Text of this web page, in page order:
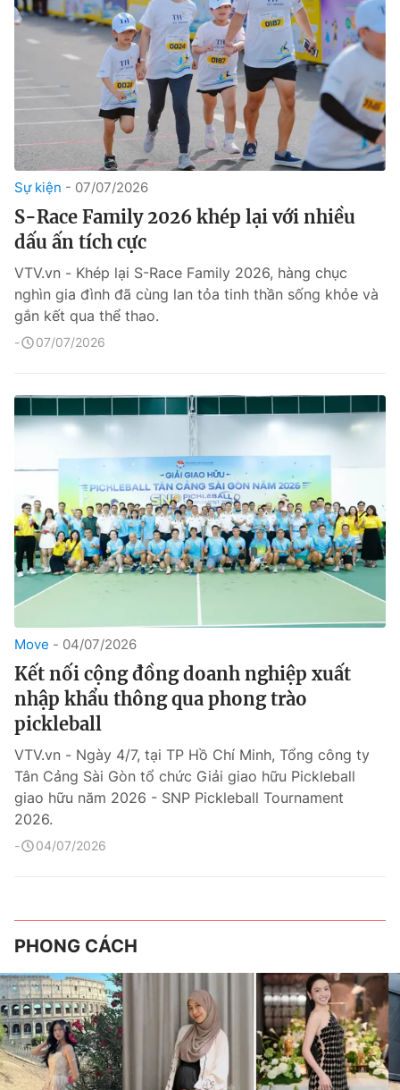
Sự kiện 07/07/2026
S-Race Family 2026 khép lại với nhiều
dấu ấn tích cực
VTV.vn - Khép lại S-Race Family 2026, hàng chục
nghìn gia đình đã cùng lan tỏa tinh thần sống khỏe và
gắn kết qua thể thao.
07/07/2026
Move 04/07/2026
Kết nối cộng đồng doanh nghiệp xuất
nhập khẩu thông qua phong trào
pickleball
VTV.vn - Ngày 4/7, tại TP Hồ Chí Minh, Tổng công ty
Tân Cảng Sài Gòn tổ chức Giải giao hữu Pickleball
giao hữu năm 2026 - SNP Pickleball Tournament
2026.
04/07/2026
PHONG CÁCH